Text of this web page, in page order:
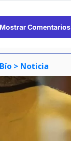
Mostrar Comentarios
> Noticia